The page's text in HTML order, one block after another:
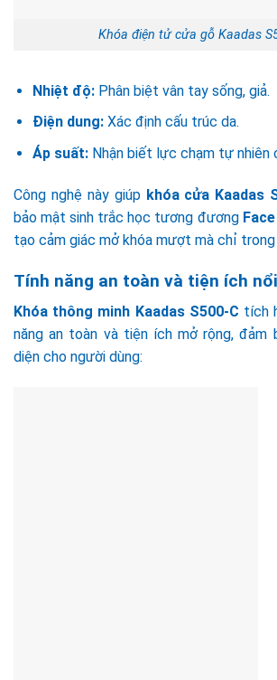
Khóa điện tử cửa gỗ Kaadas
Nhiệt độ:Phân biệt vân tay sống, giả.
Điện dung:Xác định cấu trúc da.
Áp suất:Nhận biết lực chạm tự nhiên
Công nghệ này giúp khóa cửa Kaadas
bảo mật sinh trắc học tương đương Face
tạo cảm giác mở khóa mượt mà chỉ trong
Tính năng an toàn và tiện ích
Khóa thông minh Kaadas S500-C tích
năng an toàn và tiện ích mở rộng, đảm
diện cho người dùng: